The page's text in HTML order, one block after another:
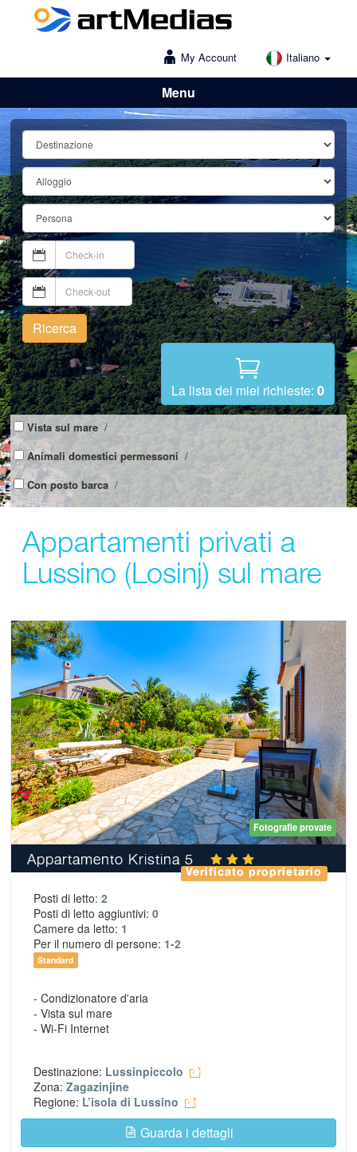
My Account Italiano
Menu
Lošinj
Ricerca
La lista dei miei richieste: 0
Vista sul mare /
Animali domestici permessoni /
Con posto barca /
Appartamenti privati a
Lussino (Losinj) sul mare
Fotografie provate
Appartamento Kristina 5
Verificato proprietario
Posti di letto: 2
Posti di letto aggiuntivi: 0
Camere da letto: 1
Per il numero di persone: 1-2
Standard
- Condizionatore d'aria
- Vista sul mare
- Wi-Fi Internet
Destinazione: Lussinpiccolo
Zona: Zagazinjine
Regione: L’isola di Lussino
Guarda i dettagli